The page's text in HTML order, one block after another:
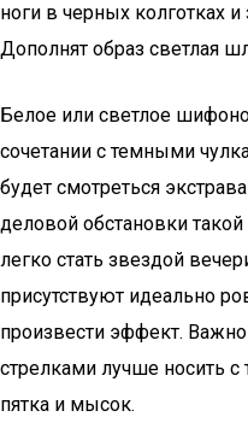
ноги в черных колготках
Дополнят образ светлая
Белое или светлое
сочетании с темными
будет смотреться
деловой обстановки
легко стать звездой
присутствуют идеально
произвести эффект.
стрелками лучше носить
пятка и мысок.